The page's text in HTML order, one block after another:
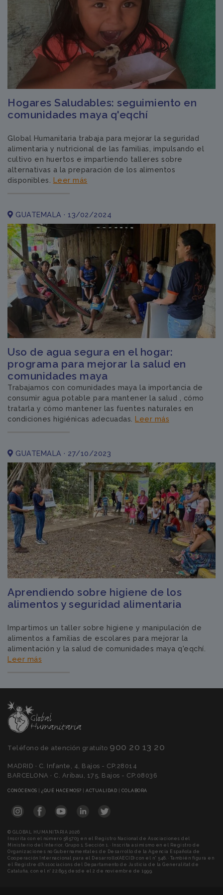
Hogares Saludables: seguimiento en
comunidades maya q'eqchí
Global Humanitaria trabaja para mejorar la seguridad
alimentaria y nutricional de las familias, impulsando el
cultivo en huertos e impartiendo talleres sobre
alternativas a la preparación de los alimentos
disponibles. Leer más
GUATEMALA · 13/02/2024
Uso de agua segura en el hogar:
programa para mejorar la salud en
comunidades maya
Trabajamos con comunidades maya la importancia de
consumir agua potable para mantener la salud , cómo
tratarla y cómo mantener las fuentes naturales en
condiciones higiénicas adecuadas. Leer más
GUATEMALA · 27/10/2023
Aprendiendo sobre higiene de los
alimentos y seguridad alimentaria
Impartimos un taller sobre higiene y manipulación de
alimentos a familias de escolares para mejorar la
alimentación y la salud de comunidades maya q'eqchí.
Leer más
Teléfono de atención gratuíto 900 20 13 20
MADRID · C. Infante, 4, Bajos - CP:28014
BARCELONA · C. Aribau, 175, Bajos - CP:08036
CONÓCENOS (CURRENT)
¿QUÉ HACEMOS? (CURRENT)
ACTUALIDAD (CURRENT)
COLABORA
© GLOBAL HUMANITARIA 2026
Inscrita con el número 585703 en el Registro Nacional de Asociaciones del
Ministerio del Interior, Grupo 1, Sección 1. · Inscrita asimismo en el Registro de
Organizaciones no Gubernamentales de Desarrollo de la Agencia Española de
Cooperación Internacional para el Desarrollo(AECID) con el n° 548. · También figura en
el Registre d'Associacions del Departamento de Justicia de la Generalitat de
Cataluña, con el n° 22.695 desde el 2 de noviembre de 1999.